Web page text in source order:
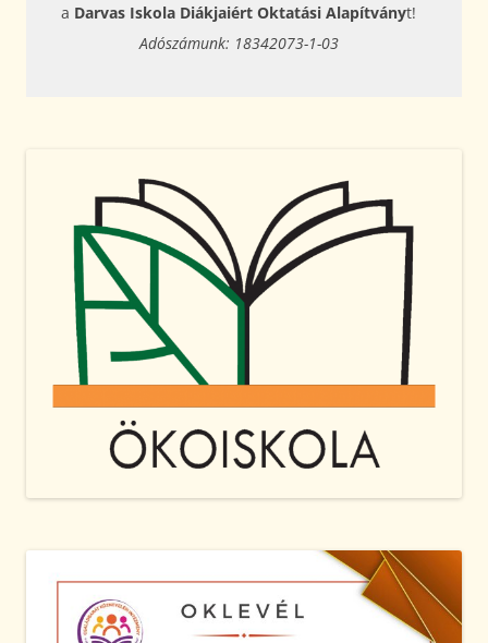
a Darvas Iskola Diákjaiért Oktatási Alapítványt!
Adószámunk: 18342073-1-03